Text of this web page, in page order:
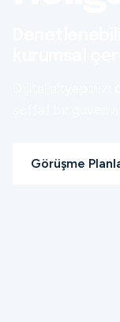
Görüşme